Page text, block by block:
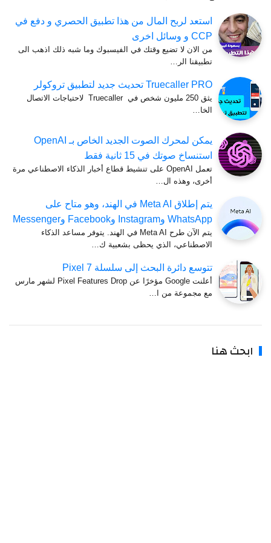
استعد لربح المال من هذا تطبيق الحصري و دفع في
CCP و وسائل اخرى
من الان لا تضيع وقتك في الفيسبوك وما شبه ذلك اذهب الى
تطبيقنا الر…
Truecaller PRO تحديث جديد لتطبيق تروكولر
يثق 250 مليون شخص في Truecaller لاحتياجات الاتصال
الخا…
يمكن لمحرك الصوت الجديد الخاص بـ OpenAI
استنساخ صوتك في 15 ثانية فقط
تعمل OpenAI على تنشيط قطاع أخبار الذكاء الاصطناعي مرة
أخرى، وهذه ال…
يتم إطلاق Meta AI في الهند، وهو متاح على
WhatsApp وInstagram وFacebook وMessenger
يتم الآن طرح Meta AI في الهند. يتوفر مساعد الذكاء
الاصطناعي، الذي يحظى بشعبية ك…
تتوسع دائرة البحث إلى سلسلة Pixel 7
أعلنت Google مؤخرًا عن Pixel Features Drop لشهر مارس
مع مجموعة من ا…
هنا